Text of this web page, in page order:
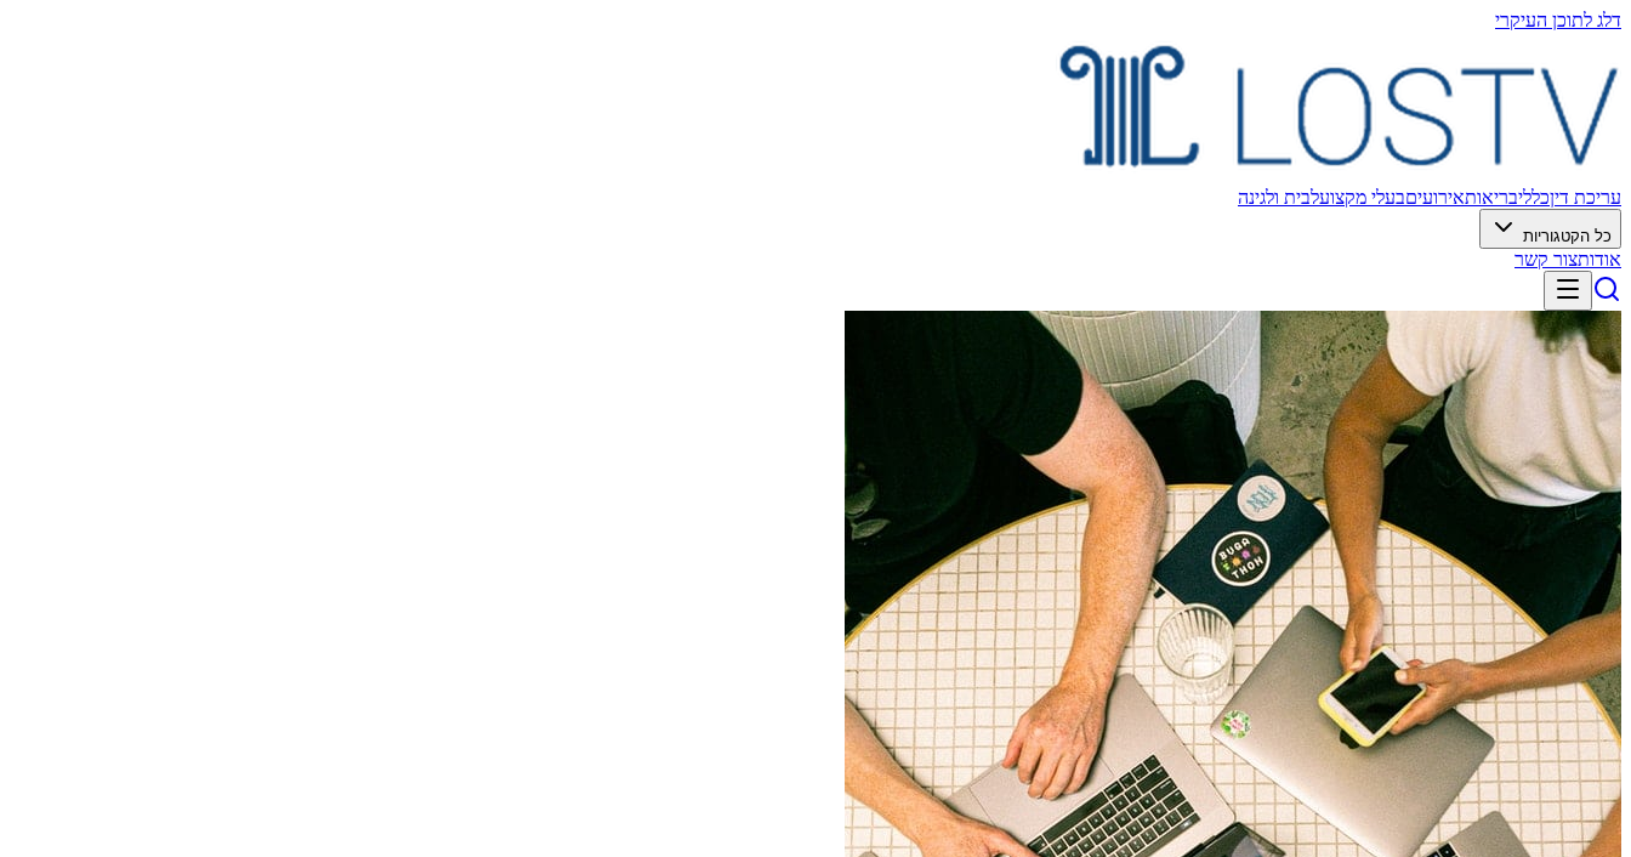
דלג לתוכן העיקרי
עריכת דיןכלליבריאותאירועיםבעלי מקצועלבית ולגינה
כל הקטגוריות
אודותצור קשר